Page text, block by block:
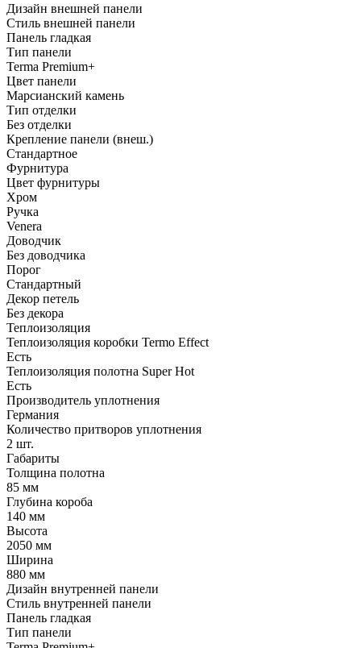
Дизайн внешней панели
Стиль внешней панели
Панель гладкая
Тип панели
Terma Premium+
Цвет панели
Марсианский камень
Тип отделки
Без отделки
Крепление панели (внеш.)
Стандартное
Фурнитура
Цвет фурнитуры
Хром
Ручка
Venera
Доводчик
Без доводчика
Порог
Стандартный
Декор петель
Без декора
Теплоизоляция
Теплоизоляция коробки Termo Effect
Есть
Теплоизоляция полотна Super Нot
Есть
Производитель уплотнения
Германия
Количество притворов уплотнения
2 шт.
Габариты
Толщина полотна
85 мм
Глубина короба
140 мм
Высота
2050 мм
Ширина
880 мм
Дизайн внутренней панели
Стиль внутренней панели
Панель гладкая
Тип панели